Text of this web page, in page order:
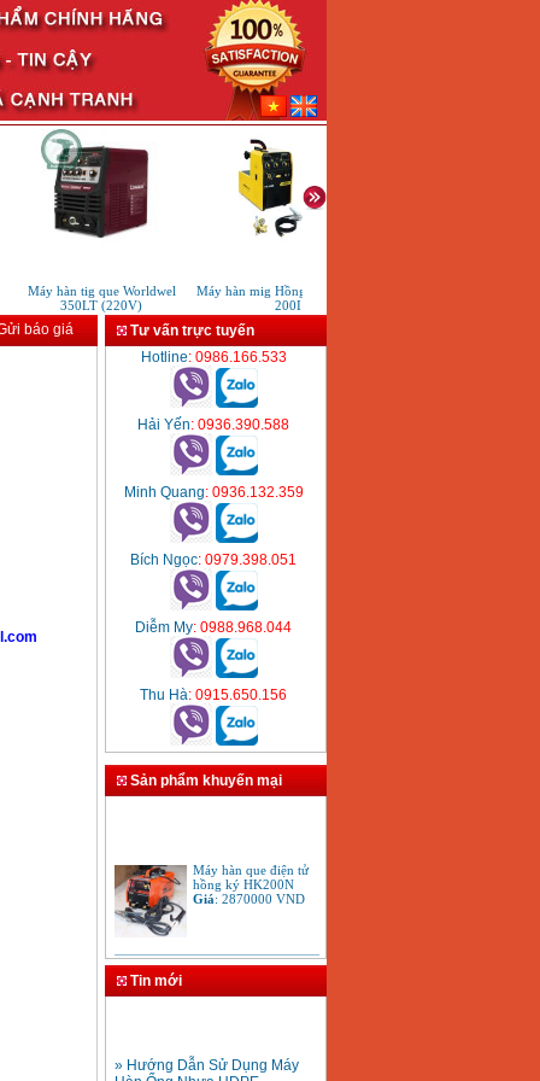
Máy hàn tig que Worldwel
350LT (220V)
Máy hàn mig Hồng Ký HK MIG
200I
báo giá
Tư vấn trực tuyến
Hotline: 0986.166.533
Hải Yến: 0936.390.588
Minh Quang: 0936.132.359
Bích Ngọc: 0979.398.051
Diễm My: 0988.968.044
Thu Hà: 0915.650.156
Sản phẩm khuyến mại
hồng ký HK200N
Giá: 2870000VND
Tay cắt mỏ cắt đèn cắt
gió đá oxy gas
Giá:650000VND
Tin mới
Hàn Ống Nhựa HDPE